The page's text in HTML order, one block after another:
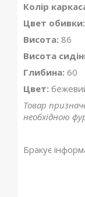
Колір
Цвет обивки:
Висота: 86
Висота
Глибина: 60
Цвет:
Товар
необхідною
Бракує